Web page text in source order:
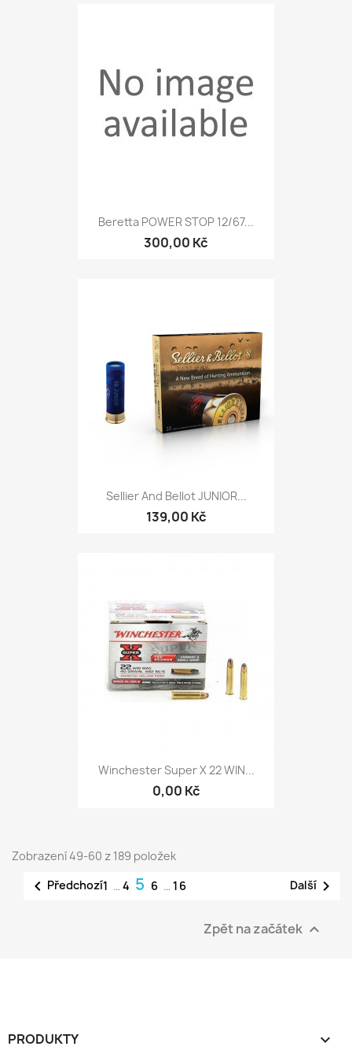
Beretta POWER STOP 12/67...
300,00 Kč
Sellier And Bellot JUNIOR...
139,00 Kč
Winchester Super X 22 WIN...
0,00 Kč
Zobrazení 49-60 z 189 položek
 Předchozí1 … 4 5 6 … 16 Další 
Zpět na začátek 
PRODUKTY 